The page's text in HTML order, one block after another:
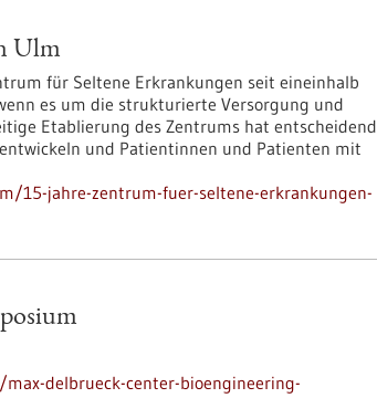
Ulm
für Seltene Erkrankungen seit eineinhalb
es um die strukturierte Versorgung und
Etablierung des Zentrums hat entscheidend
und Patientinnen und Patienten mit
15-jahre-zentrum-fuer-seltene-erkrankungen-
delbrueck-center-bioengineering-